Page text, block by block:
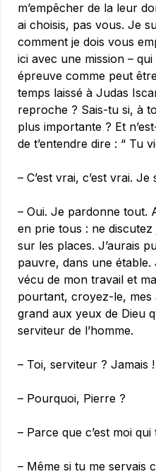
m’empêcher de la leur
ai choisis, pas vous. Je
comment je dois vous
ici avec une mission –
épreuve comme peut
temps laissé à Judas
reproche ? Sais-tu si, à
plus importante ? Et
de t’entendre dire : “ Tu
– C’est vrai, c’est vrai.
– Oui. Je pardonne tout.
en prie tous : ne
sur les places. J’aurais
pauvre, dans une étable.
vécu de mon travail et
pourtant, croyez-le, mes
grand aux yeux de Dieu
serviteur de l’homme.
– Toi, serviteur ? Jamais !
– Pourquoi, Pierre ?
– Parce que c’est moi qui
– Même si tu me servais